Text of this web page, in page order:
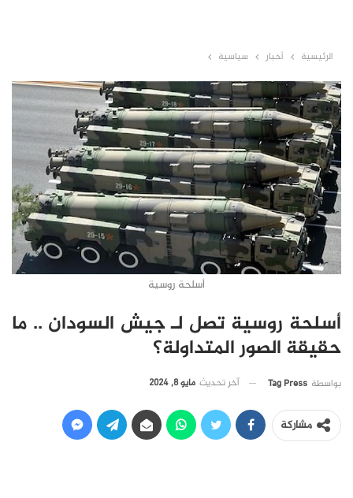
الرئيسية أخبار سياسية
أسلحة روسية
أسلحة روسية تصل لـ جيش السودان .. ما
حقيقة الصور المتداولة؟
بواسطة Tag Press آخر تحديث مايو 8, 2024
مشاركة